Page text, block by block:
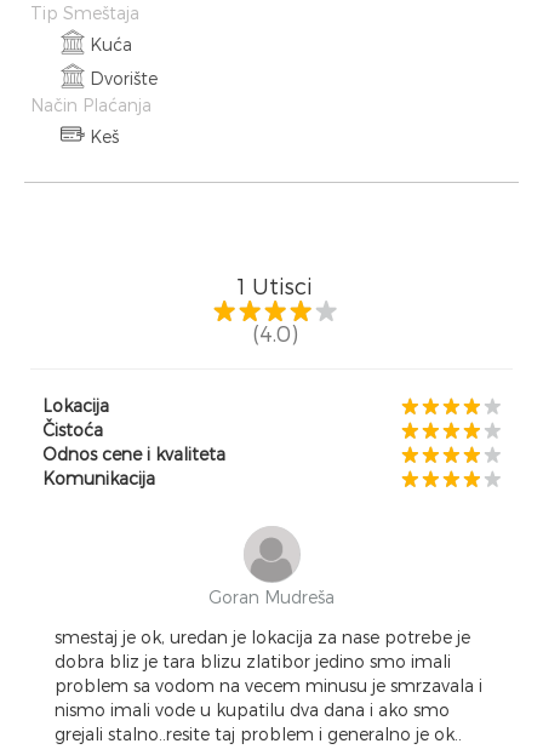
Tip Smeštaja
Kuća
Dvorište
Način Plaćanja
Keš
1 Utisci
(4.0)
Lokacija
Čistoća
Odnos cene i kvaliteta
Komunikacija
Goran Mudreša
smestaj je ok, uredan je lokacija za nase potrebe je
dobra bliz je tara blizu zlatibor jedino smo imali
problem sa vodom na vecem minusu je smrzavala i
nismo imali vode u kupatilu dva dana i ako smo
grejali stalno..resite taj problem i generalno je ok..